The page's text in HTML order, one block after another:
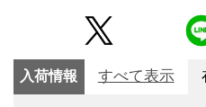
入荷情報 すべて表示